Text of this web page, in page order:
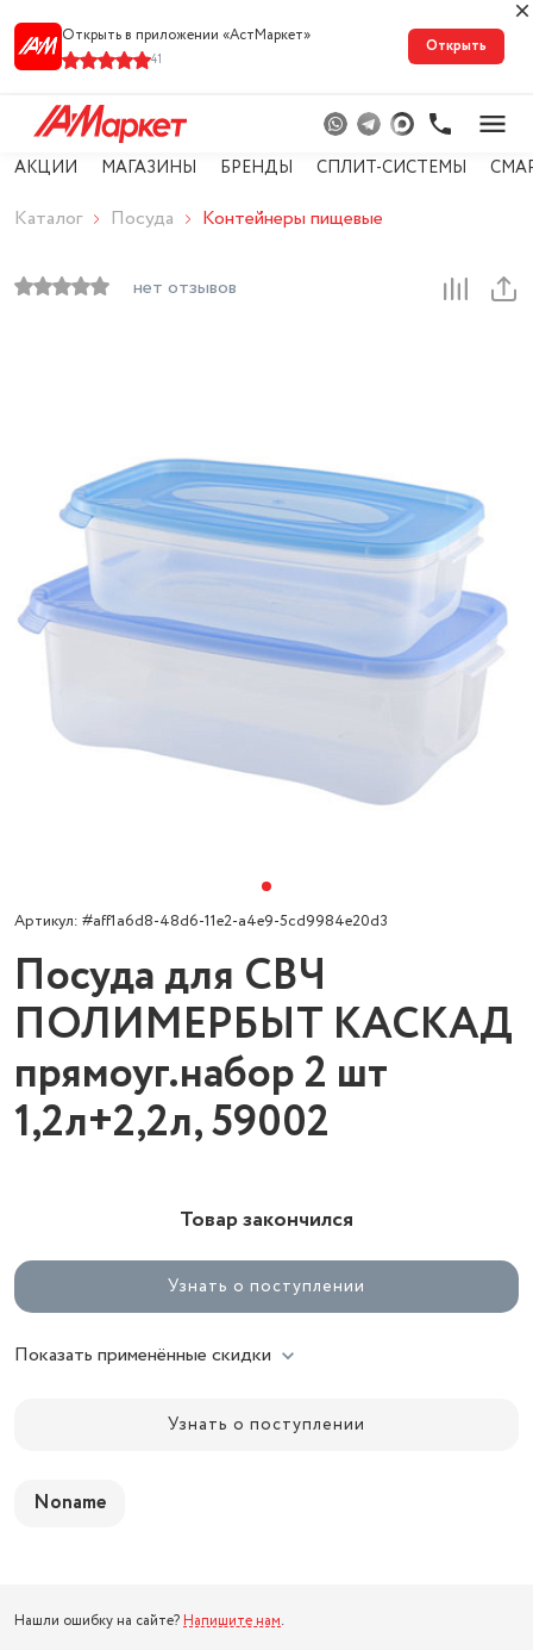
Открыть в приложении «АстМарке‪т‬»
41
Открыть
АКЦИИ МАГАЗИНЫ БРЕНДЫ СПЛИТ-СИСТЕМЫ
Каталог Посуда Контейнеры пищевые
нет отзывов
Артикул: #aff1a6d8-48d6-11e2-a4e9-5cd9984e20d3
Посуда для СВЧ
ПОЛИМЕРБЫТ КАСКАД
прямоуг.набор 2 шт
1,2л+2,2л, 59002
Товар закончился
Узнать о поступлении
Показать применённые скидки
Узнать о поступлении
Noname
Нашли ошибку на сайте? Напишите нам.